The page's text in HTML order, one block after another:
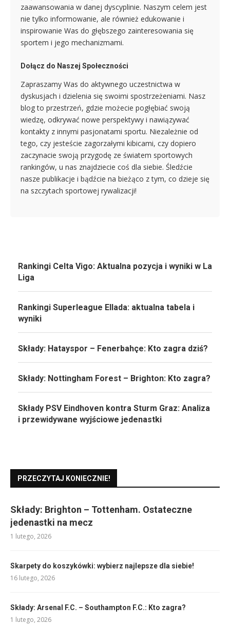
zaawansowania w danej dyscyplinie. Naszym celem jest
nie tylko informowanie, ale również edukowanie i
inspirowanie Was do głębszego zainteresowania się
sportem i jego mechanizmami.
Dołącz do Naszej Społeczności
Zapraszamy Was do aktywnego uczestnictwa w
dyskusjach i dzielenia się swoimi spostrzeżeniami. Nasz
blog to przestrzeń, gdzie możecie pogłębiać swoją
wiedzę, odkrywać nowe perspektywy i nawiązywać
kontakty z innymi pasjonatami sportu. Niezależnie od
tego, czy jesteście zagorzałymi kibicami, czy dopiero
zaczynacie swoją przygodę ze światem sportowych
rankingów, u nas znajdziecie coś dla siebie. Śledźcie
nasze publikacje i bądźcie na bieżąco z tym, co dzieje się
na szczytach sportowej rywalizacji!
Rankingi Celta Vigo: Aktualna pozycja i wyniki w La
Liga
Rankingi Superleague Ellada: aktualna tabela i
wyniki
Składy: Hatayspor – Fenerbahçe: Kto zagra dziś?
Składy: Nottingham Forest – Brighton: Kto zagra?
Składy PSV Eindhoven kontra Sturm Graz: Analiza
i przewidywane wyjściowe jedenastki
PRZECZYTAJ KONIECZNIE!
Składy: Brighton – Tottenham. Ostateczne
jedenastki na mecz
1 lutego, 2026
Skarpety do koszykówki: wybierz najlepsze dla siebie!
16 lutego, 2026
Składy: Arsenal F.C. – Southampton F.C.: Kto zagra?
1 lutego, 2026